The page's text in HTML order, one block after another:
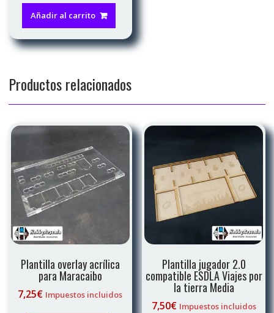
Añadir al carrito
Productos relacionados
Plantilla overlay acrílica
para Maracaibo
7,25€ Impuestos incluidos
Plantilla jugador 2.0
compatible ESDLA Viajes por
la tierra Media
7,50€ Impuestos incluidos